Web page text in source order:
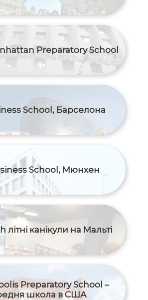
Preparatory School
School, Барселона
School, Мюнхен
літні канікули на Мальті
Preparatory School –
школа в США